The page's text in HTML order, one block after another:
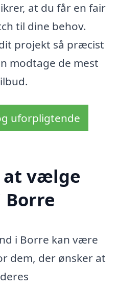
at du får en fair
til dine behov.
projekt så præcist
modtage de mest
uforpligtende
at vælge
Borre
i Borre kan være
dem, der ønsker at